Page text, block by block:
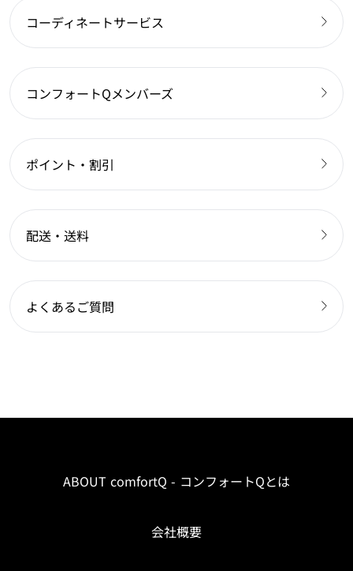
コーディネートサービス
コンフォートQメンバーズ
ポイント・割引
配送・送料
よくあるご質問
ABOUT comfortQ - コンフォートQとは
会社概要